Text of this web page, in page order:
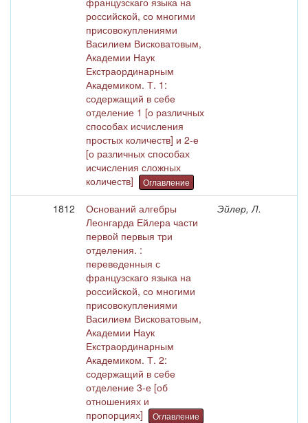
российской, со многими
присовокуплениями
Василием Висковатовым,
Академии Наук
Екстраординарным
Академиком. Т. 1:
содержащий в себе
отделение 1 [о различных
способах исчисления
простых количеств] и 2-е
[о различных способах
исчисления сложных
количеств]
Оглавление
1812
Оснований алгебры
Леонгарда Ейлера части
первой первыя три
отделения. :
переведенныя с
французскаго языка на
российской, со многими
присовокуплениями
Василием Висковатовым,
Академии Наук
Екстраординарным
Академиком. Т. 2:
содержащий в себе
отделение 3-е [об
отношениях и
пропорциях]
Оглавление
Эйлер, Л.